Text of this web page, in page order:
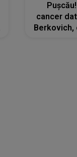
cancer
Berkovich,